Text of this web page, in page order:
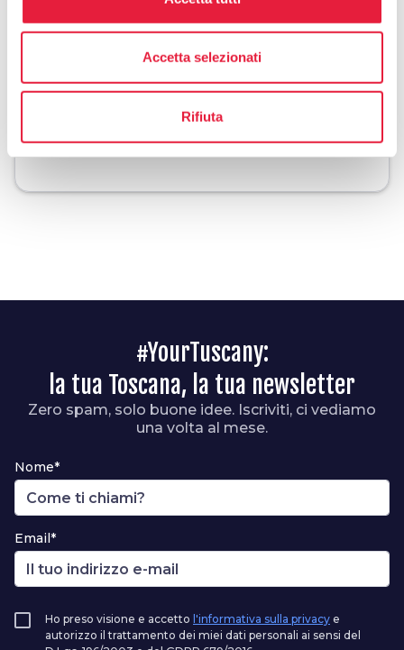
Accetta selezionati
Rifiuta
Organizza
#YourTuscany:
la tua Toscana, la tua newsletter
Zero spam, solo buone idee. Iscriviti, ci vediamo
una volta al mese.
Nome*
Email*
Ho preso visione e accetto l'informativa sulla privacy e
autorizzo il trattamento dei miei dati personali ai sensi del